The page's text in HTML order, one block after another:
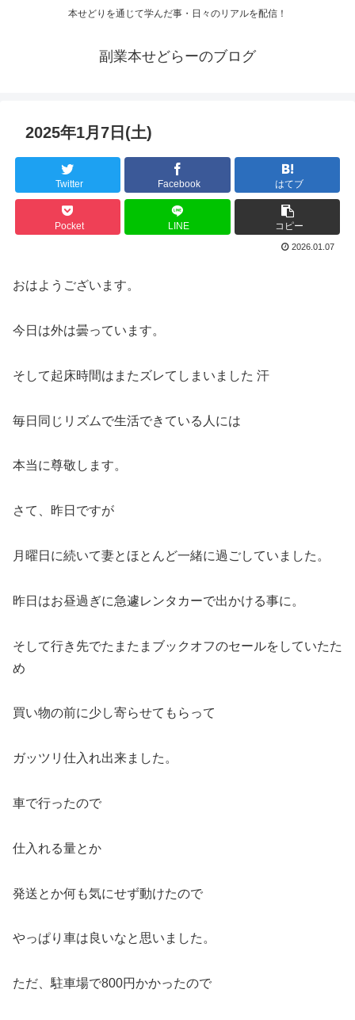
本せどりを通じて学んだ事・日々のリアルを配信！
副業本せどらーのブログ
2025年1月7日(土)
Twitter Facebook はてブ
Pocket LINE コピー
2026.01.07
おはようございます。
今日は外は曇っています。
そして起床時間はまたズレてしまいました 汗
毎日同じリズムで生活できている人には
本当に尊敬します。
さて、昨日ですが
月曜日に続いて妻とほとんど一緒に過ごしていました。
昨日はお昼過ぎに急遽レンタカーで出かける事に。
そして行き先でたまたまブックオフのセールをしていたた
め
買い物の前に少し寄らせてもらって
ガッツリ仕入れ出来ました。
車で行ったので
仕入れる量とか
発送とか何も気にせず動けたので
やっぱり車は良いなと思いました。
ただ、駐車場で800円かかったので